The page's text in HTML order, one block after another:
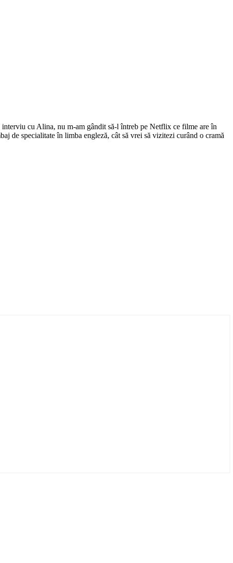
cu Alina, nu m-am gândit să-l întreb pe Netflix ce filme are în
de specialitate în limba engleză, cât să vrei să vizitezi curând o cramă